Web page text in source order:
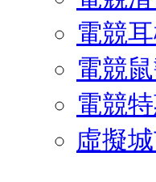
電競
電競
電競
虛擬